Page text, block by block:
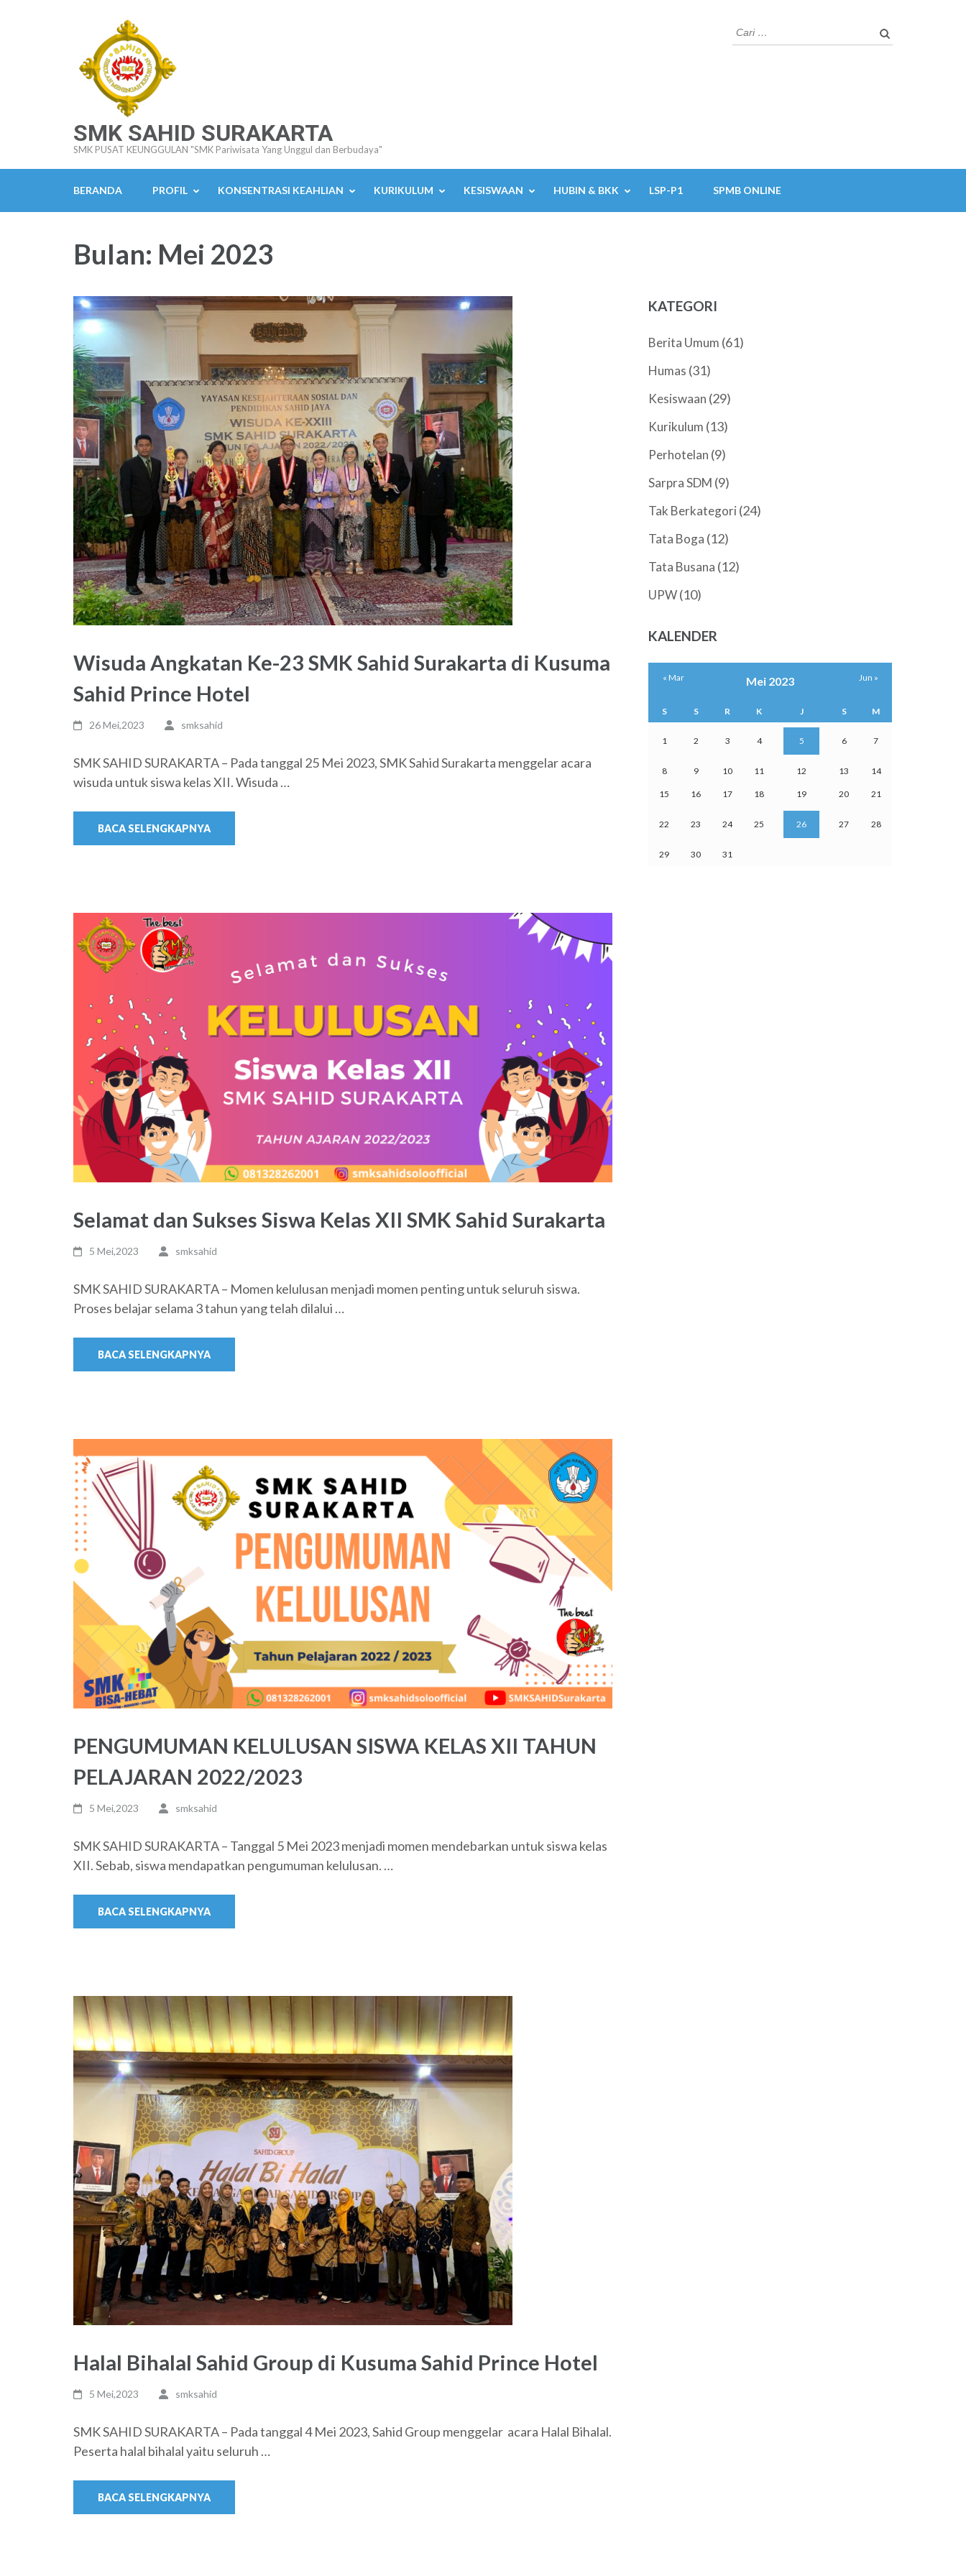
SMK SAHID SURAKARTA
SMK PUSAT KEUNGGULAN "SMK Pariwisata Yang Unggul dan Berbudaya"
Cari
untuk:
BERANDA PROFIL KONSENTRASI KEAHLIAN KURIKULUM KESISWAAN HUBIN & BKK LSP-P1 SPMB ONLINE
Bulan: Mei 2023
Wisuda Angkatan Ke-23 SMK Sahid Surakarta di Kusuma
Sahid Prince Hotel
26 Mei,2023 smksahid
SMK SAHID SURAKARTA – Pada tanggal 25 Mei 2023, SMK Sahid Surakarta menggelar acara
wisuda untuk siswa kelas XII. Wisuda …
BACA SELENGKAPNYA
Selamat dan Sukses Siswa Kelas XII SMK Sahid Surakarta
5 Mei,2023 smksahid
SMK SAHID SURAKARTA – Momen kelulusan menjadi momen penting untuk seluruh siswa.
Proses belajar selama 3 tahun yang telah dilalui …
BACA SELENGKAPNYA
PENGUMUMAN KELULUSAN SISWA KELAS XII TAHUN
PELAJARAN 2022/2023
5 Mei,2023 smksahid
SMK SAHID SURAKARTA – Tanggal 5 Mei 2023 menjadi momen mendebarkan untuk siswa kelas
XII. Sebab, siswa mendapatkan pengumuman kelulusan. …
BACA SELENGKAPNYA
Halal Bihalal Sahid Group di Kusuma Sahid Prince Hotel
5 Mei,2023 smksahid
SMK SAHID SURAKARTA – Pada tanggal 4 Mei 2023, Sahid Group menggelar acara Halal Bihalal.
Peserta halal bihalal yaitu seluruh …
BACA SELENGKAPNYA
KATEGORI
Berita Umum (61)
Humas (31)
Kesiswaan (29)
Kurikulum (13)
Perhotelan (9)
Sarpra SDM (9)
Tak Berkategori (24)
Tata Boga (12)
Tata Busana (12)
UPW(10)
KALENDER
Mei 2023
S S R K J S M
1 2 3 4 5 6 7
8 9 10 11 12 13 14
15 16 17 18 19 20 21
22 23 24 25 26 27 28
29 30 31
« Mar Jun »